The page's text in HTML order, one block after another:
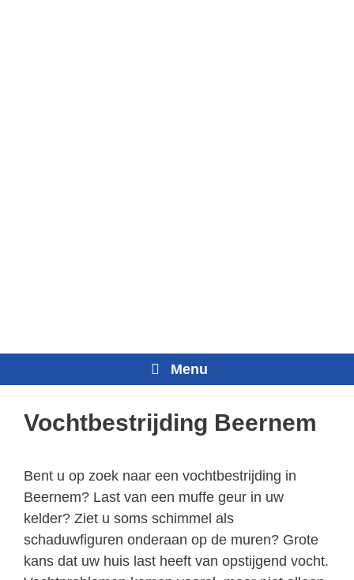
Menu
Vochtbestrijding Beernem
Bent u op zoek naar een vochtbestrijding in
Beernem? Last van een muffe geur in uw
kelder? Ziet u soms schimmel als
schaduwfiguren onderaan op de muren? Grote
kans dat uw huis last heeft van opstijgend vocht.